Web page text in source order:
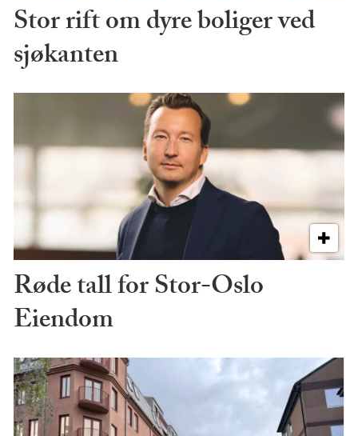
Stor rift om dyre boliger ved
sjøkanten
Røde tall for Stor-Oslo
Eiendom